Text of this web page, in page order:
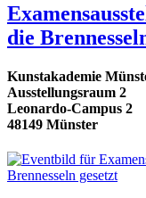
die
Kunstakademie
Ausstellungsraum 2
Leonardo-Campus 2
48149 Münster